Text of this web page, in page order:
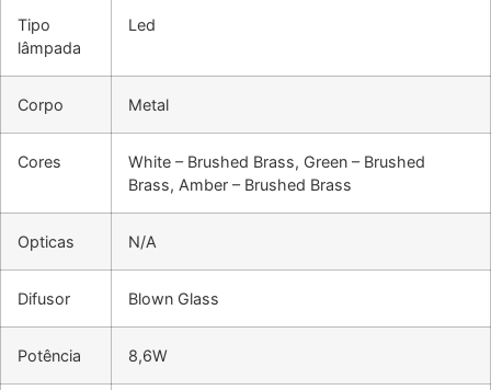
Tipo
lâmpada
Led
Corpo Metal
Cores
White – Brushed Brass, Green – Brushed
Brass, Amber – Brushed Brass
Opticas N/A
Difusor Blown Glass
Potência 8,6W